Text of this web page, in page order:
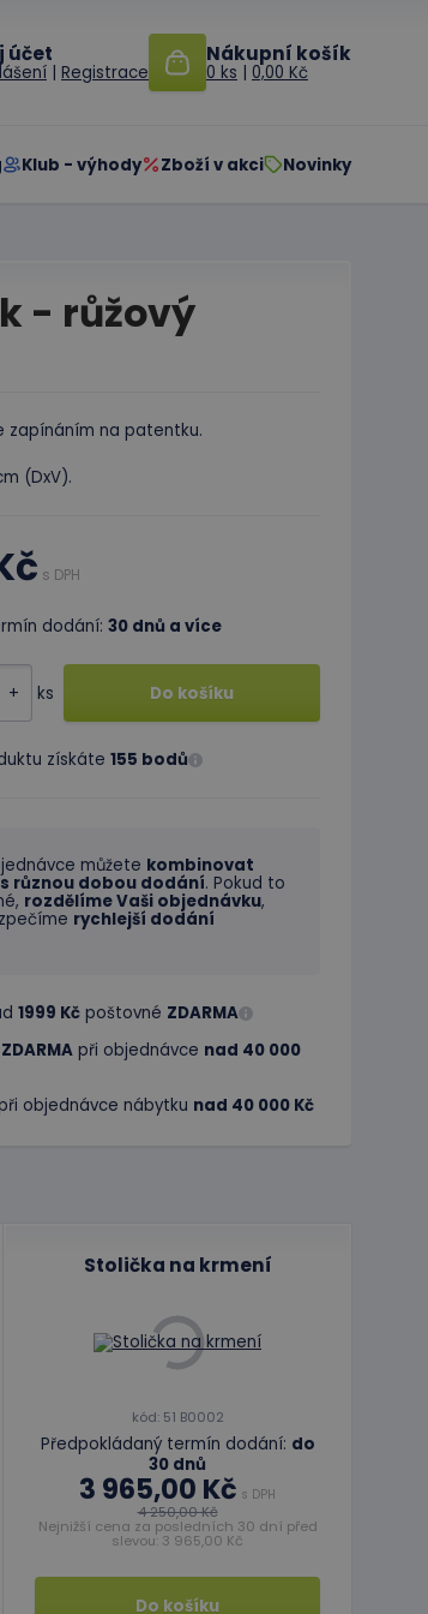
účet
| Registrace
Nákupní košík
0 ks | 0,00 Kč
Klub - výhody Zboží v akci Novinky
- růžový
zapínáním na patentku.
(DxV).
s DPH
dodání: 30 dnů a více
+ ks Do košíku
získáte 155 bodů
můžete kombinovat
různou dobou dodání. Pokud to
rozdělíme Vaši objednávku,
rychlejší dodání
1999 Kč poštovné ZDARMA
ZDARMA při objednávce nad 40 000
objednávce nábytku nad 40 000 Kč
Stolička na krmení
kód: 51 B0002
Předpokládaný termín dodání: do
30 dnů
3 965,00 Kč s DPH
4 250,00 Kč
Nejnižší cena za posledních 30 dní před
slevou: 3 965,00 Kč
Do košíku